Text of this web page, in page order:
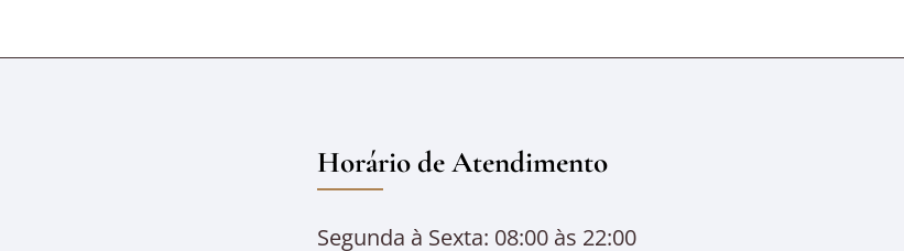
Horário de Atendimento
Segunda à Sexta: 08:00 às 22:00